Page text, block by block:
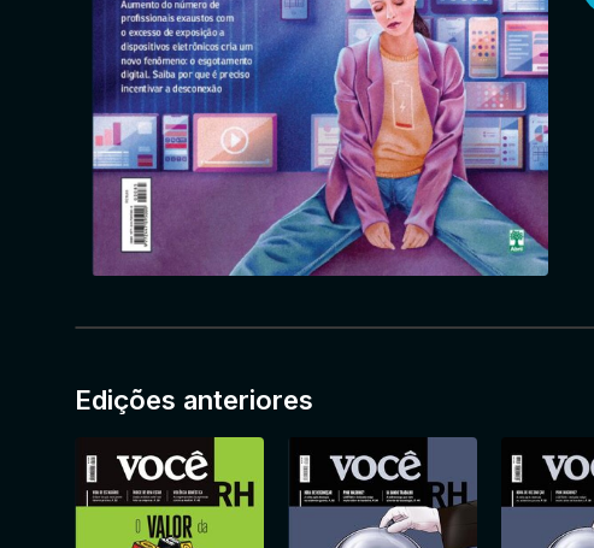
Edições anteriores